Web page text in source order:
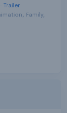
Trailer
Family,